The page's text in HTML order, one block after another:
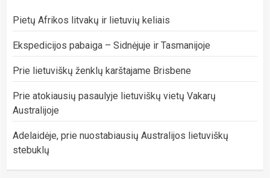
Pietų Afrikos litvakų ir lietuvių keliais
Ekspedicijos pabaiga – Sidnėjuje ir Tasmanijoje
Prie lietuviškų ženklų karštajame Brisbene
Prie atokiausių pasaulyje lietuviškų vietų Vakarų
Australijoje
Adelaidėje, prie nuostabiausių Australijos lietuviškų
stebuklų